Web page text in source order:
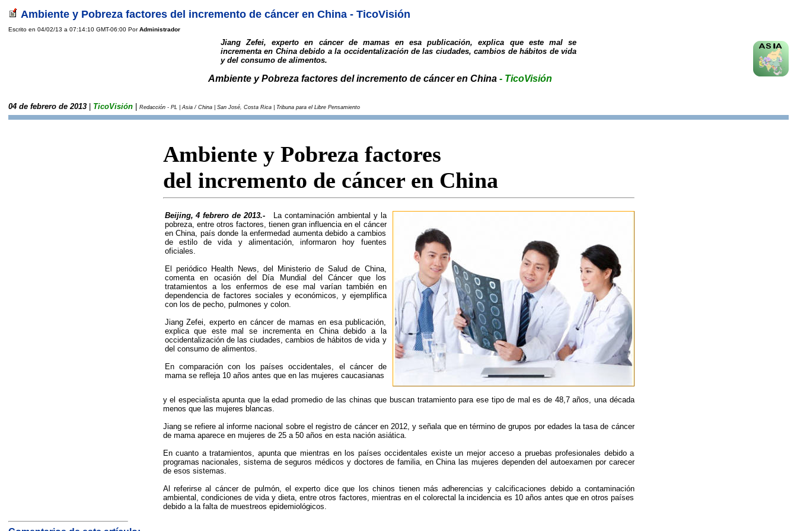
Ambiente y Pobreza factores del incremento de cáncer en China - TicoVisión
Escrito en 04/02/13 a 07:14:10 GMT-06:00 PorAdministrador
Jiang Zefei, experto en cáncer de mamas en esa publicación, explica que este mal se
incrementa en China debido a la occidentalización de las ciudades, cambios de hábitos de vida
y del consumo de alimentos.
Ambiente y Pobreza factores del incremento de cáncer en China- TicoVisión
04 de febrero de 2013 TicoVisión Redacción - PL | Asia / China | San José, Costa Rica | Tribuna para el Libre Pensamiento
Ambiente y Pobreza factores
del incremento de cáncer en China
Beijing, 4 febrero de 2013.-
La contaminación ambiental y la
pobreza, entre otros factores, tienen gran influencia en el cáncer
en China, país donde la enfermedad aumenta debido a cambios
de estilo de vida y alimentación, informaron hoy fuentes
oficiales.
El periódico Health News, del Ministerio de Salud de China,
comenta en ocasión del Día Mundial del Cáncer que los
tratamientos a los enfermos de ese mal varían también en
dependencia de factores sociales y económicos, y ejemplifica
con los de pecho, pulmones y colon.
Jiang Zefei, experto en cáncer de mamas en esa publicación,
explica que este mal se incrementa en China debido a la
occidentalización de las ciudades, cambios de hábitos de vida y
del consumo de alimentos.
En comparación con los países occidentales, el cáncer de
mama se refleja 10 años antes que en las mujeres caucasianas
y el especialista apunta que la edad promedio de las chinas que buscan tratamiento para ese tipo de mal es de 48,7 años, una década
menos que las mujeres blancas.
Jiang se refiere al informe nacional sobre el registro de cáncer en 2012, y señala que en término de grupos por edades la tasa de cáncer
de mama aparece en mujeres de 25 a 50 años en esta nación asiática.
En cuanto a tratamientos, apunta que mientras en los países occidentales existe un mejor acceso a pruebas profesionales debido a
programas nacionales, sistema de seguros médicos y doctores de familia, en China las mujeres dependen del autoexamen por carecer
de esos sistemas.
Al referirse al cáncer de pulmón, el experto dice que los chinos tienen más adherencias y calcificaciones debido a contaminación
ambiental, condiciones de vida y dieta, entre otros factores, mientras en el colorectal la incidencia es 10 años antes que en otros países
debido a la falta de muestreos epidemiológicos.